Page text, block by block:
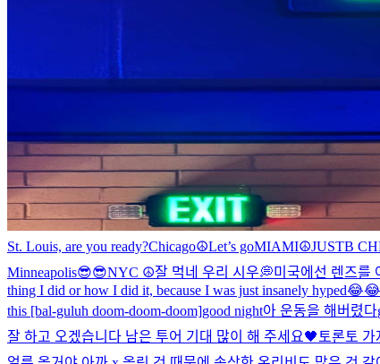
St. Louis, are you ready?Chicago☮️Let’s goMIAMI☮️JUSTB
Minneapolis😎😎NYC ☮️잘 먹네 우리 시우💭미국에선 렌즈를
thing I did or how I did it, because I was just insanely
this [bal-guluh doom-doom-doom]good night아 운동을 해버렸다
잘 하고 오겠습니다 남은 투어 기대 많이 해 주세요🖤 토론토